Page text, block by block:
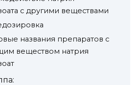
с другими веществами
названия препаратов с
веществом натрия